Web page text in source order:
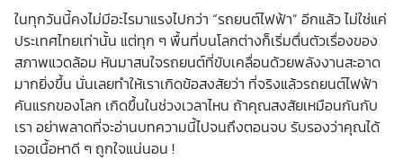
การใช้งานบางอย่างได้ เป็นต้น) และข้าพเจ้าทราบว่าการถอน
ความยินยอมดังกล่าว ไม่มีผลกระทบต่อการประมวลผลข้อมูล
ส่วนบุคคลที่ได้ดำเนินการเสร็จสิ้นไปแล้วก่อนการถอนความ
ยินยอม โดยข้าพเจ้าให้ถือเอาการกดเลือก “ให้ความยินยอม” ใน
ช่องสนทนา เป็นการแสดงเจตนายินยอมของข้าพเจ้าแทนการ
ลงลายมือชื่อเป็นหลักฐาน
ในทุกวันนี้คงไม่มีอะไรมาแรงไปกว่า “รถยนต์ไฟฟ้า” อีกแล้ว ไม่ใช่แค่
ประเทศไทยเท่านั้น แต่ทุก ๆ พื้นที่บนโลกต่างก็เริ่มตื่นตัวเรื่องของ
สภาพแวดล้อม หันมาสนใจรถยนต์ที่ขับเคลื่อนด้วยพลังงานสะอาด
มากยิ่งขึ้น นั่นเลยทำให้เราเกิดข้อสงสัยว่า ที่จริงแล้วรถยนต์ไฟฟ้า
คันแรกของโลก เกิดขึ้นในช่วงเวลาไหน ถ้าคุณสงสัยเหมือนกันกับ
เรา อย่าพลาดที่จะอ่านบทความนี้ไปจนถึงตอนจบ รับรองว่าคุณได้
เจอเนื้อหาดี ๆ ถูกใจแน่นอน !